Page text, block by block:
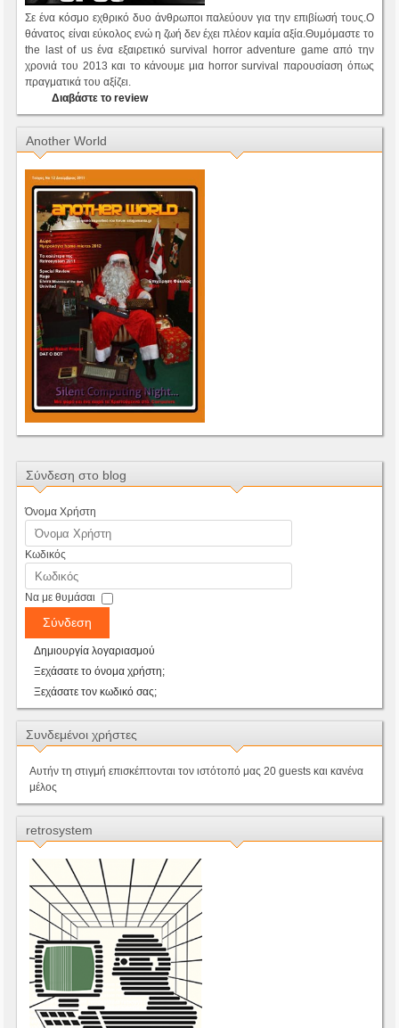
Σε ένα κόσμο εχθρικό δυο άνθρωποι παλεύουν για την επιβίωσή τους.Ο
θάνατος είναι εύκολος ενώ η ζωή δεν έχει πλέον καμία αξία.Θυμόμαστε το
the last of us ένα εξαιρετικό survival horror adventure game από την
χρονιά του 2013 και το κάνουμε μια horror survival παρουσίαση όπως
πραγματικά του αξίζει.
Διαβάστε το review
Another World
Σύνδεση στο blog
Όνομα Χρήστη
Κωδικός
Να με θυμάσαι
Σύνδεση
Δημιουργία λογαριασμού
Ξεχάσατε το όνομα χρήστη;
Ξεχάσατε τον κωδικό σας;
Συνδεμένοι χρήστες
Αυτήν τη στιγμή επισκέπτονται τον ιστότοπό μας 20 guests και κανένα
μέλος
retrosystem